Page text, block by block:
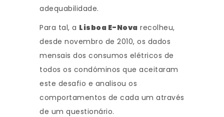
adequabilidade.
Para tal, a Lisboa E-Nova recolheu,
desde novembro de 2010, os dados
mensais dos consumos elétricos de
todos os condóminos que aceitaram
este desafio e analisou os
comportamentos de cada um através
de um questionário.